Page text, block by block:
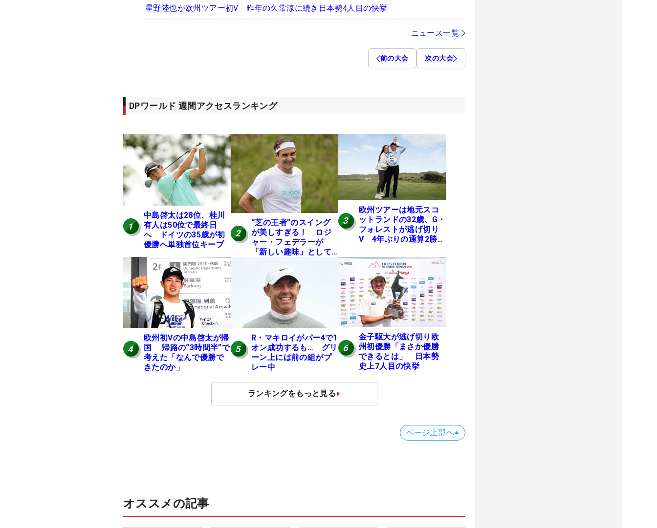
星野陸也が欧州ツアー初V 昨年の久常涼に続き日本勢4人目の快挙
ニュース一覧
前の大会 次の大会
DPワールド 週間アクセスランキング
1
中島啓太は28位、桂川
有人は50位で最終日
へ ドイツの35歳が初
優勝へ単独首位キープ
2
“芝の王者”のスイング
が美しすぎる！ ロジ
ャー・フェデラーが
「新しい趣味」として
3
欧州ツアーは地元スコ
ットランドの32歳、G・
フォレストが逃げ切り
V 4年ぶりの通算2勝
4
欧州初Vの中島啓太が帰
国 帰路の“3時間半”で
考えた「なんで優勝で
きたのか」
5
R・マキロイがパー4で1
オン成功するも… グリ
ーン上には前の組がプ
レー中
6
金子駆大が逃げ切り欧
州初優勝「まさか優勝
できるとは」 日本勢
史上7人目の快挙
ランキングをもっと見る
ページ上部へ
オススメの記事